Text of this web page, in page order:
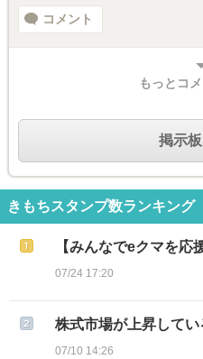
コメント
もっとコ
掲示
きもちスタンプ数ランキング
【みんなでeクマを
07/24 17:20
株式市場が上昇して
07/10 14:26